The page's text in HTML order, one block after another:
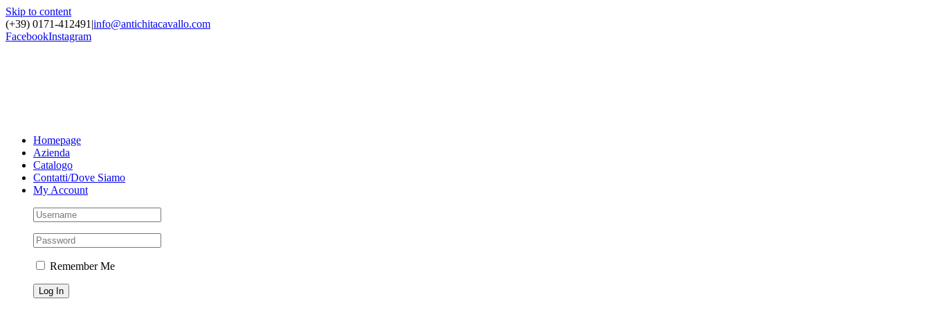
Skip to content
(+39) 0171-412491 |info@antichitacavallo.com
FacebookInstagram
Homepage
Azienda
Catalogo
Contatti/Dove Siamo
My Account
Remember Me